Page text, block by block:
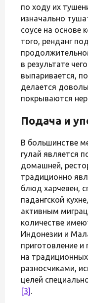
по ходу их
изначально
соусе на основе
того, ренданг
в результате
выпаривается,
делается
покрываются
Подача и
В большинстве
гулай является
домашней,
традиционно
блюд харчевен,
падангской
активным
количестве
Индонезии и
приготовление
на
разносчиками,
целей
[3] .